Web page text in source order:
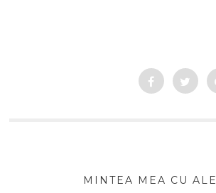
MINTEA MEA CU